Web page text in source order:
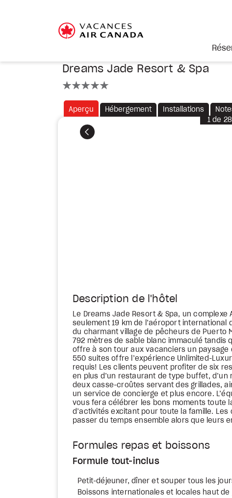
Dreams Jade Resort & Spa
Aperçu Hébergement Installations
Précédent
1de 28
Description de l'hôtel
Le Dreams Jade Resort & Spa, un complexe
seulement 19 km de l’aéroport international
du charmant village de pêcheurs de Puerto
792 mètres de sable blanc immaculé tandis
offre à son tour aux vacanciers un paysage
550 suites offre l’expérience Unlimited-
requis! Les clients peuvent profiter de six
en plus d’un restaurant de type buffet,
deux casse-croûtes servant des grillades,
un service de concierge et plus encore.
vous fera célébrer les bons moments toute
d’activités excitant pour toute la famille.
passer du temps ensemble alors que leurs
Formules repas et boissons
Formule tout-inclus
Petit-déjeuner, dîner et souper tous les
Boissons internationales et locales haut de